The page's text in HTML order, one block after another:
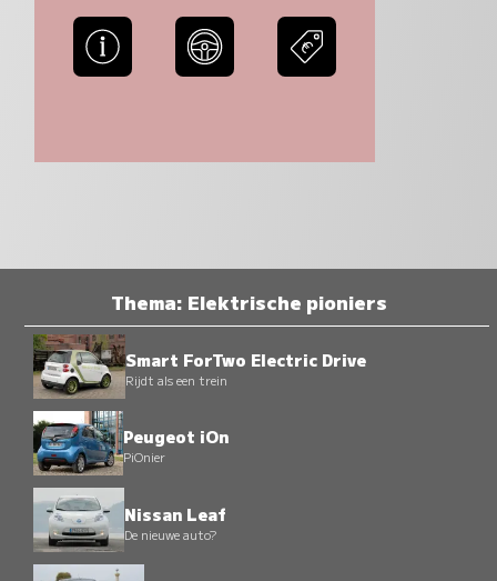
Thema: Elektrische pioniers
Smart ForTwo Electric Drive
Rijdt als een trein
Peugeot iOn
PiOnier
Nissan Leaf
De nieuwe auto?